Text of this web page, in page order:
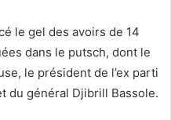
le gel des avoirs de 14
dans le putsch, dont le
le président de l’ex parti
du général Djibrill Bassole.